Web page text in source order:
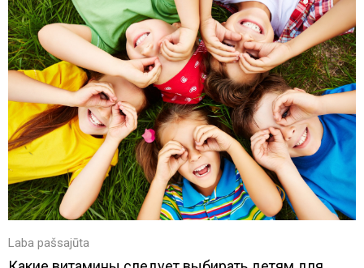
Laba pašsajūta